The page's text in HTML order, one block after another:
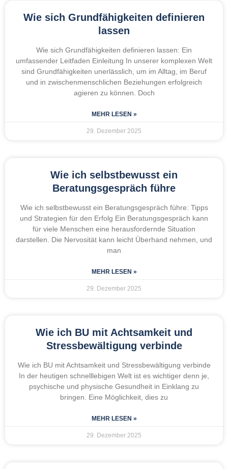
Wie sich Grundfähigkeiten definieren
lassen
Wie sich Grundfähigkeiten definieren lassen: Ein
umfassender Leitfaden Einleitung In unserer komplexen Welt
sind Grundfähigkeiten unerlässlich, um im Alltag, im Beruf
und in zwischenmenschlichen Beziehungen erfolgreich
agieren zu können. Doch
MEHR LESEN »
29. Dezember 2025
Wie ich selbstbewusst ein
Beratungsgespräch führe
Wie ich selbstbewusst ein Beratungsgespräch führe: Tipps
und Strategien für den Erfolg Ein Beratungsgespräch kann
für viele Menschen eine herausfordernde Situation
darstellen. Die Nervosität kann leicht Überhand nehmen, und
man
MEHR LESEN »
29. Dezember 2025
Wie ich BU mit Achtsamkeit und
Stressbewältigung verbinde
Wie ich BU mit Achtsamkeit und Stressbewältigung verbinde
In der heutigen schnelllebigen Welt ist es wichtiger denn je,
psychische und physische Gesundheit in Einklang zu
bringen. Eine Möglichkeit, dies zu
MEHR LESEN »
29. Dezember 2025